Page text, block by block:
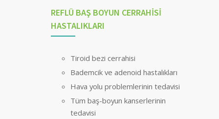
REFLÜ BAŞ BOYUN CERRAHİSİ
HASTALIKLARI
Tiroid bezi cerrahisi
Bademcik ve adenoid hastalıkları
Hava yolu problemlerinin tedavisi
Tüm baş-boyun kanserlerinin
tedavisi